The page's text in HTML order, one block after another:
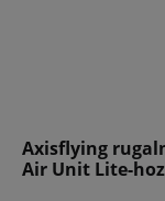
Axisflying
Air Unit Lite-hoz